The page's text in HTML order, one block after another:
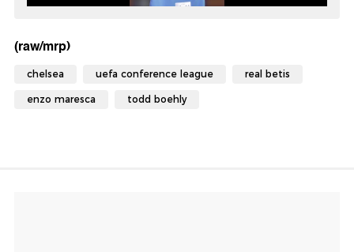
(raw/mrp)
chelsea uefa conference league real betis
enzo maresca todd boehly